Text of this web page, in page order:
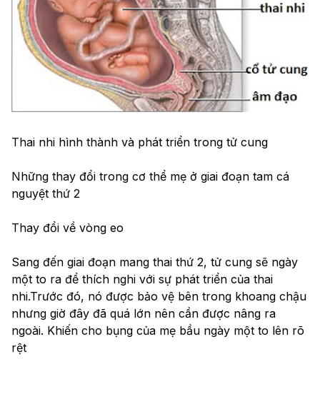
Thai nhi hình thành và phát triển trong tử cung
Những thay đổi trong cơ thể mẹ ở giai đoạn tam cá
nguyệt thứ 2
Thay đổi về vòng eo
Sang đến giai đoạn mang thai thứ 2, tử cung sẽ ngày
một to ra để thích nghi với sự phát triển của thai
nhi.Trước đó, nó được bảo vệ bên trong khoang chậu
nhưng giờ đây đã quá lớn nên cần được nâng ra
ngoài. Khiến cho bụng của mẹ bầu ngày một to lên rõ
rệt